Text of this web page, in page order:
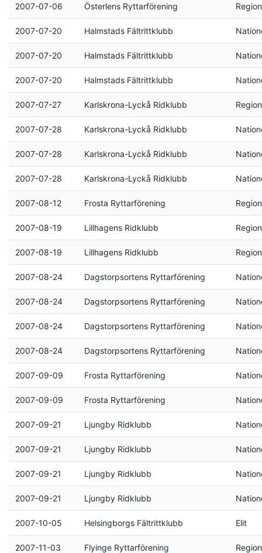
2007-07-06 Österlens Ryttarförening
2007-07-20 Halmstads Fältrittklubb
2007-07-20 Halmstads Fältrittklubb
2007-07-20 Halmstads Fältrittklubb
2007-07-27 Karlskrona-Lyckå Ridklubb
2007-07-28 Karlskrona-Lyckå Ridklubb
2007-07-28 Karlskrona-Lyckå Ridklubb
2007-07-28 Karlskrona-Lyckå Ridklubb
2007-08-12 Frosta Ryttarförening
2007-08-19 Lillhagens Ridklubb
2007-08-19 Lillhagens Ridklubb
2007-08-24 Dagstorpsortens Ryttarförening
2007-08-24 Dagstorpsortens Ryttarförening
2007-08-24 Dagstorpsortens Ryttarförening
2007-08-24 Dagstorpsortens Ryttarförening
2007-09-09 Frosta Ryttarförening
2007-09-09 Frosta Ryttarförening
2007-09-21 Ljungby Ridklubb
2007-09-21 Ljungby Ridklubb
2007-09-21 Ljungby Ridklubb
2007-09-21 Ljungby Ridklubb
2007-10-05 Helsingborgs Fältrittklubb Elit
2007-11-03 Flyinge Ryttarförening